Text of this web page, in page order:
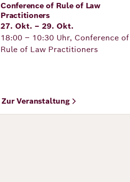
Veranstaltung
Conference of Rule of Law
Practitioners
27. Okt. – 29. Okt.
18:00 – 10:30 Uhr, Conference of
Rule of Law Practitioners
Zur Veranstaltung